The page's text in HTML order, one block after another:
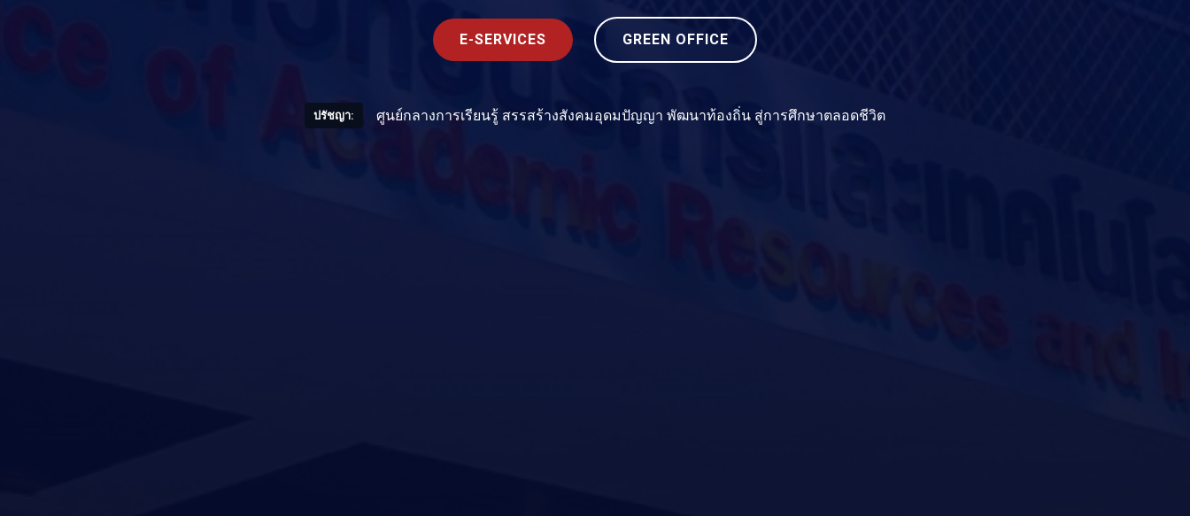
E-SERVICES GREEN OFFICE
ปรัชญา: ศูนย์กลางการเรียนรู้ สรรสร้างสังคมอุดมปัญญา พัฒนาท้องถิ่น สู่การศึกษาตลอดชีวิต